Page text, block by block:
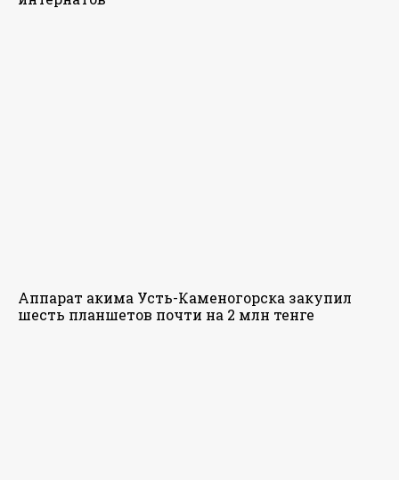
Аппарат акима Усть-Каменогорска закупил
шесть планшетов почти на 2 млн тенге